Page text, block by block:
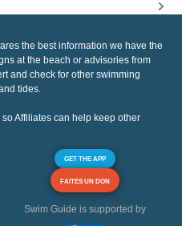
the best information we have the
at the beach or advisories from
and check for other swimming
tides.
Affiliates can help keep other
GET THE APP
FAITES UN DON
Swim Guide is supported by